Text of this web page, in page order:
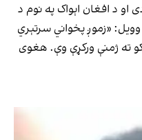
او د افغان اېواک په نوم د
«زموږ پخواني سرتېري
ته ژمنې ورکړې وې. هغوی